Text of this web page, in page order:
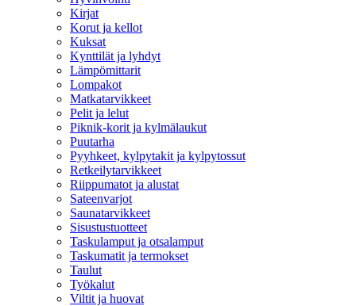
Kirjat
Korut ja kellot
Kuksat
Kynttilät ja lyhdyt
Lämpömittarit
Lompakot
Matkatarvikkeet
Pelit ja lelut
Piknik-korit ja kylmälaukut
Puutarha
Pyyhkeet, kylpytakit ja kylpytossut
Retkeilytarvikkeet
Riippumatot ja alustat
Sateenvarjot
Saunatarvikkeet
Sisustustuotteet
Taskulamput ja otsalamput
Taskumatit ja termokset
Taulut
Työkalut
Viltit ja huovat